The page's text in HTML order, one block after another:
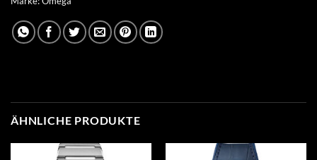
ÄHNLICHE PRODUKTE